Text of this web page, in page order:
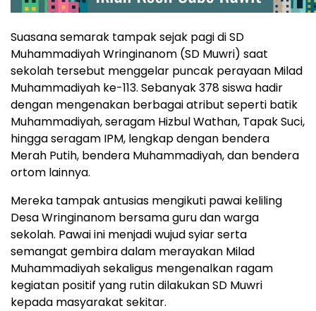
Suasana semarak tampak sejak pagi di SD
Muhammadiyah Wringinanom (SD Muwri) saat
sekolah tersebut menggelar puncak perayaan Milad
Muhammadiyah ke-113. Sebanyak 378 siswa hadir
dengan mengenakan berbagai atribut seperti batik
Muhammadiyah, seragam Hizbul Wathan, Tapak Suci,
hingga seragam IPM, lengkap dengan bendera
Merah Putih, bendera Muhammadiyah, dan bendera
ortom lainnya.
Mereka tampak antusias mengikuti pawai keliling
Desa Wringinanom bersama guru dan warga
sekolah. Pawai ini menjadi wujud syiar serta
semangat gembira dalam merayakan Milad
Muhammadiyah sekaligus mengenalkan ragam
kegiatan positif yang rutin dilakukan SD Muwri
kepada masyarakat sekitar.